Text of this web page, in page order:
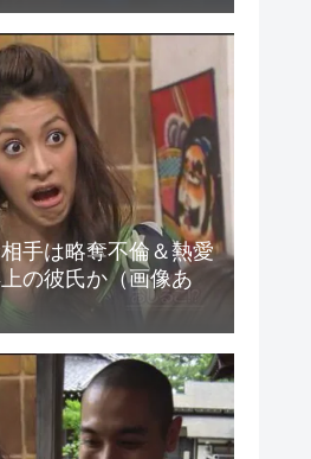
手は略奪不倫＆熱愛
の彼氏か（画像あ